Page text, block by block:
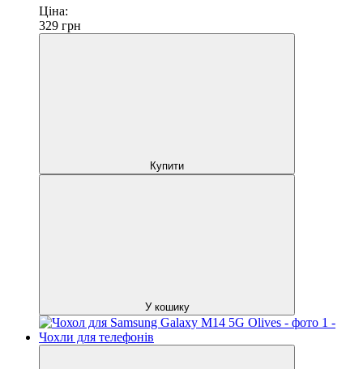
Ціна:
329 грн
Купити
У кошику